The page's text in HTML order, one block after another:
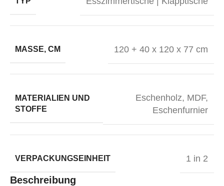
MASSE, CM 120 + 40 x 120 x 77 cm
MATERIALIEN UND
STOFFE
Eschenholz, MDF,
Eschenfurnier
VERPACKUNGSEINHEIT 1 in 2
Beschreibung